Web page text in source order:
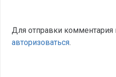
Для отправки
авторизоваться.